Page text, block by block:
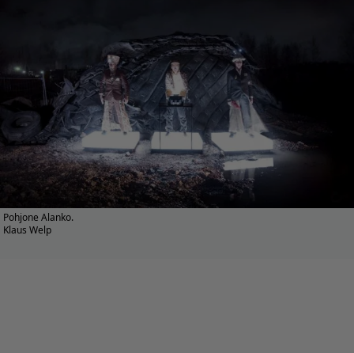
Pohjone Alanko.
Klaus Welp